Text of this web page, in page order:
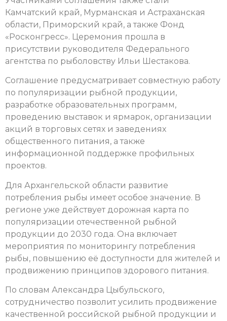
Камчатский край, Мурманская и Астраханская
области, Приморский край, а также Фонд
«Росконгресс». Церемония прошла в
присутствии руководителя Федерального
агентства по рыболовству Ильи Шестакова.
Соглашение предусматривает совместную работу
по популяризации рыбной продукции,
разработке образовательных программ,
проведению выставок и ярмарок, организации
акций в торговых сетях и заведениях
общественного питания, а также
информационной поддержке профильных
проектов.
Для Архангельской области развитие
потребления рыбы имеет особое значение. В
регионе уже действует дорожная карта по
популяризации отечественной рыбной
продукции до 2030 года. Она включает
мероприятия по мониторингу потребления
рыбы, повышению её доступности для жителей и
продвижению принципов здорового питания.
По словам Александра Цыбульского,
сотрудничество позволит усилить продвижение
качественной российской рыбной продукции и